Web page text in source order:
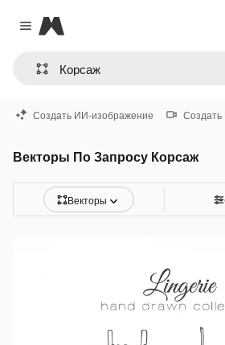
Close menu
Magnific
Создать ИИ-изображение
Векторы По Запросу Корсаж
Векторы